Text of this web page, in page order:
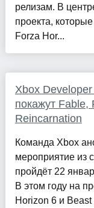
релизам. В
проекта,
Forza Hor...
Xbox
покажут Fable,
Reincarnation
Команда Xbox
мероприятие из
пройдёт 22
В этом году на
Horizon 6 и